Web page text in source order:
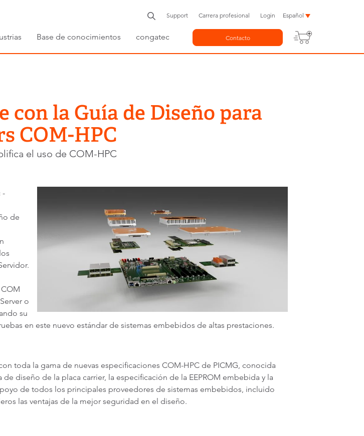
Base de conocimientos congatec
Support Carrera profesional Login Español
Contacto
con la Guía de Diseño para
COM-HPC
el uso de COM-HPC
-
de
o
su
en este nuevo estándar de sistemas embebidos de altas prestaciones.
toda la gama de nuevas especificaciones COM-HPC de PICMG, conocida
diseño de la placa carrier, la especificación de la EEPROM embebida y la
de todos los principales proveedores de sistemas embebidos, incluido
las ventajas de la mejor seguridad en el diseño.